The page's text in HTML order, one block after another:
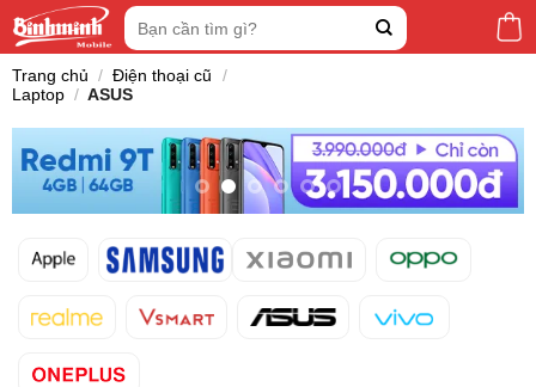
Tìm
kiếm:
Trang chủ / Điện thoại cũ
/
Laptop / ASUS